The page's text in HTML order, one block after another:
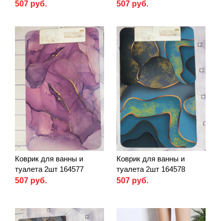
507 руб. 507 руб.
Коврик для ванны и
туалета 2шт 164577
507 руб.
Коврик для ванны и
туалета 2шт 164578
507 руб.